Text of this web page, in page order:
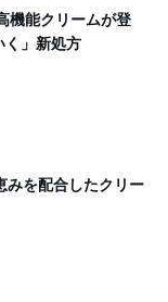
機能クリームが登
」新処方
みを配合したクリー